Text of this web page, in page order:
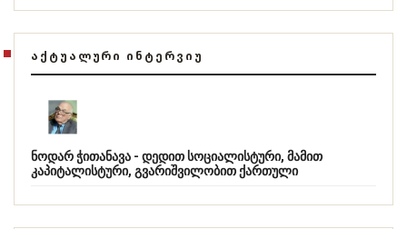
ᲐᲥᲢᲣᲐᲚᲣᲠᲘ ᲘᲜᲢᲔᲠᲕᲘᲣ
ნოდარ ჭითანავა - დედით სოციალისტური, მამით
კაპიტალისტური, გვარიშვილობით ქართული